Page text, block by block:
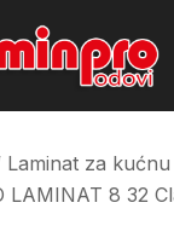
podovi
Laminat za
LAMINAT 8 32